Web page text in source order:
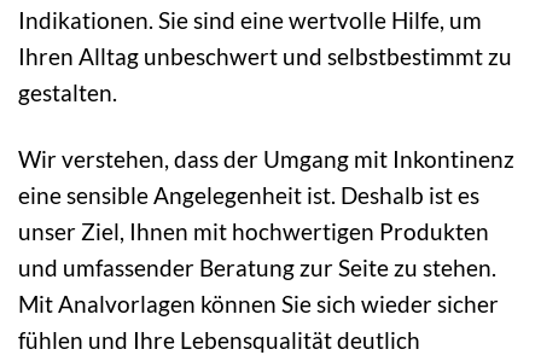
Indikationen. Sie sind eine wertvolle Hilfe, um
Ihren Alltag unbeschwert und selbstbestimmt zu
gestalten.
Wir verstehen, dass der Umgang mit Inkontinenz
eine sensible Angelegenheit ist. Deshalb ist es
unser Ziel, Ihnen mit hochwertigen Produkten
und umfassender Beratung zur Seite zu stehen.
Mit Analvorlagen können Sie sich wieder sicher
fühlen und Ihre Lebensqualität deutlich